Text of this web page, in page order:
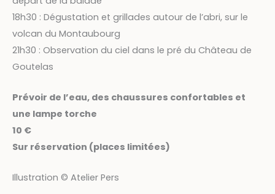
18h30 : Dégustation et grillades autour de l’abri, sur le
volcan du Montaubourg
21h30 : Observation du ciel dans le pré du Château de
Goutelas
Prévoir de l’eau, des chaussures confortables et
une lampe torche
10 €
Sur réservation (places limitées)
Illustration © Atelier Pers